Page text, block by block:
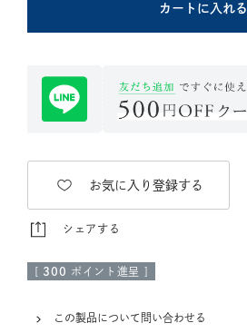
カートに入れる
お気に入り登録する
シェアする
300 ポイント進呈 ]
この製品について問い合わせる